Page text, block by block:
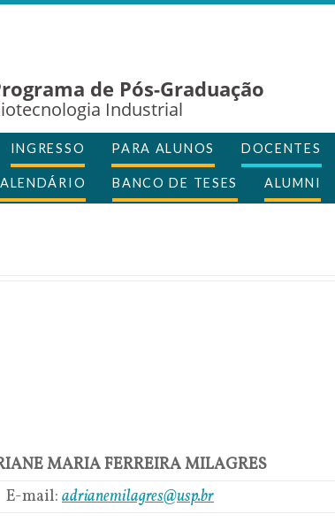
de Pós-Graduação
Industrial
INGRESSO PARA ALUNOS DOCENTES
BANCO DE TESES ALUMNI
MARIA FERREIRA MILAGRES
E-mail: adrianemilagres@usp.br